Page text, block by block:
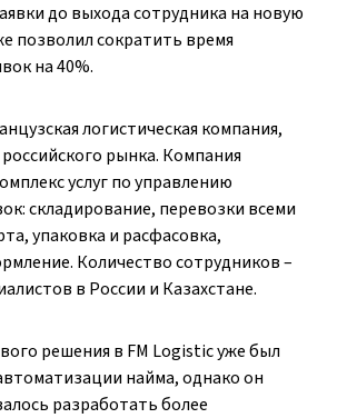
до выхода сотрудника на новую
позволил сократить время
на 40%.
логистическая компания,
рынка. Компания
услуг по управлению
складирование, перевозки всеми
упаковка и расфасовка,
Количество сотрудников –
в России и Казахстане.
решения в FM Logistic уже был
найма, однако он
разработать более